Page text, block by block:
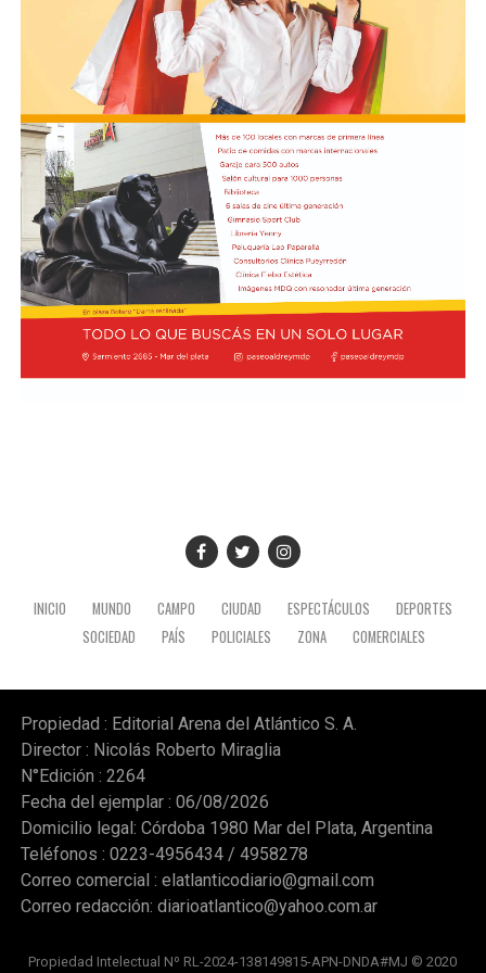
inauguración de una Unidad Táctica de Operaciones
Inmediatas (UTOI).
Luego se refirió al viaje que hizo Georgieva a Vaca
Muerta junto al ministro Luis Caputo y al CEO y
presidente de YPF, Horacio Marin. "Le quiero recordar a
la directora del FMI que ese petróleo que fue a ver es del
pueblo argentino, es nuestro petróleo, es argentino",
dijo y agregó: "Tendría que usarse para el desarrollo
nacional, para la industria nacional, para que lo puedan
comprar y adquirir a un precio posible de los costos
nacionales".
Además, el gobernador se refirió a la importancia del
yacimiento patagónico y recordó también que el
INICIO MUNDO CAMPO CIUDAD ESPECTÁCULOS
DEPORTES
SOCIEDAD
PAÍS POLICIALES ZONA COMERCIALES
Propiedad : Editorial Arena del Atlántico S. A.
Director : Nicolás Roberto Miraglia
N°Edición : 2264
Fecha del ejemplar : 06/08/2026
Domicilio legal: Córdoba 1980 Mar del Plata, Argentina
Teléfonos : 0223-4956434 / 4958278
Correo comercial : elatlanticodiario@gmail.com
Correo redacción: diarioatlantico@yahoo.com.ar
Propiedad Intelectual Nº RL-2024-138149815-APN-DNDA#MJ © 2020